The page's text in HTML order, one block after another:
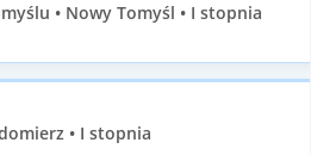
• Nowy Tomyśl • I stopnia
• I stopnia